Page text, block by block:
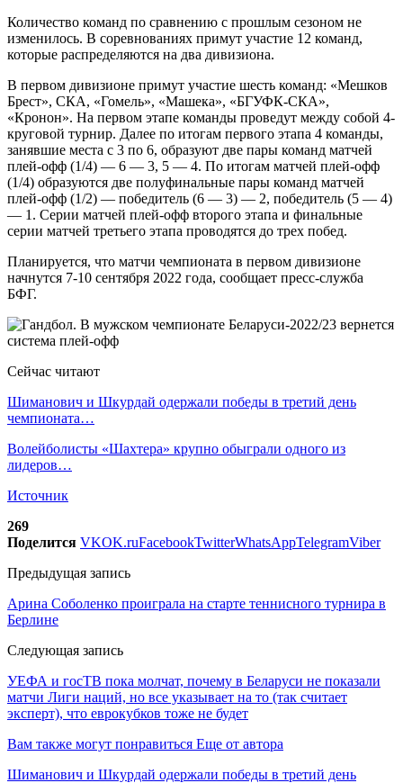
Количество команд по сравнению с прошлым сезоном не
изменилось. В соревнованиях примут участие 12 команд,
которые распределяются на два дивизиона.
В первом дивизионе примут участие шесть команд: «Мешков
Брест», СКА, «Гомель», «Машека», «БГУФК-СКА»,
«Кронон». На первом этапе команды проведут между собой 4-
круговой турнир. Далее по итогам первого этапа 4 команды,
занявшие места с 3 по 6, образуют две пары команд матчей
плей-офф (1/4) — 6 — 3, 5 — 4. По итогам матчей плей-офф
(1/4) образуются две полуфинальные пары команд матчей
плей-офф (1/2) — победитель (6 — 3) — 2, победитель (5 — 4)
— 1. Серии матчей плей-офф второго этапа и финальные
серии матчей третьего этапа проводятся до трех побед.
Планируется, что матчи чемпионата в первом дивизионе
начнутся 7-10 сентября 2022 года, сообщает пресс-служба
БФГ.
Сейчас читают
Шиманович и Шкурдай одержали победы в третий день
чемпионата…
Волейболисты «Шахтера» крупно обыграли одного из
лидеров…
Источник
269
Поделится VKOK.ruFacebookTwitterWhatsAppTelegramViber
Предыдущая запись
Арина Соболенко проиграла на старте теннисного турнира в
Берлине
Следующая запись
УЕФА и госТВ пока молчат, почему в Беларуси не показали
матчи Лиги наций, но все указывает на то (так считает
эксперт), что еврокубков тоже не будет
Вам также могут понравиться Еще от автора
Шиманович и Шкурдай одержали победы в третий день